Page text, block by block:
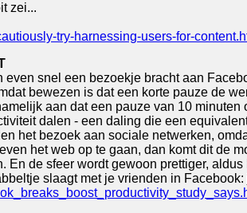
zei...
try-harnessing-users-for-
snel een bezoekje bracht aan
bewezen is dat een korte pauze de
aan dat een pauze van 10
dalen - een daling die een
het bezoek aan sociale netwerken,
het web op te gaan, dan komt dit de
de sfeer wordt gewoon prettiger, aldus
slaagt met je vrienden in